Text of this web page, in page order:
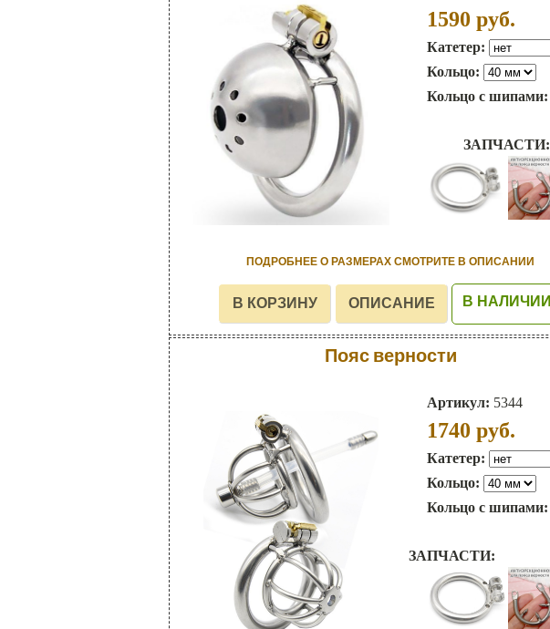
1590 руб.
Катетер:
Кольцо:
Кольцо с шипами:
ЗАПЧАСТИ:
ПОДРОБНЕЕ О РАЗМЕРАХ СМОТРИТЕ В ОПИСАНИИ
В НАЛИЧИИ
Пояс верности
Артикул: 5344
1740 руб.
Катетер:
Кольцо:
Кольцо с шипами:
ЗАПЧАСТИ: